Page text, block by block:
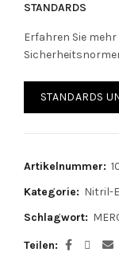
STANDARDS
Erfahren Sie
STANDARDS
Artikelnummer:
Kategorie: Nitril-
Schlagwort:
Teilen